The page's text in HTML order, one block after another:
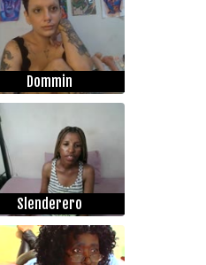
Dommin
Slenderero